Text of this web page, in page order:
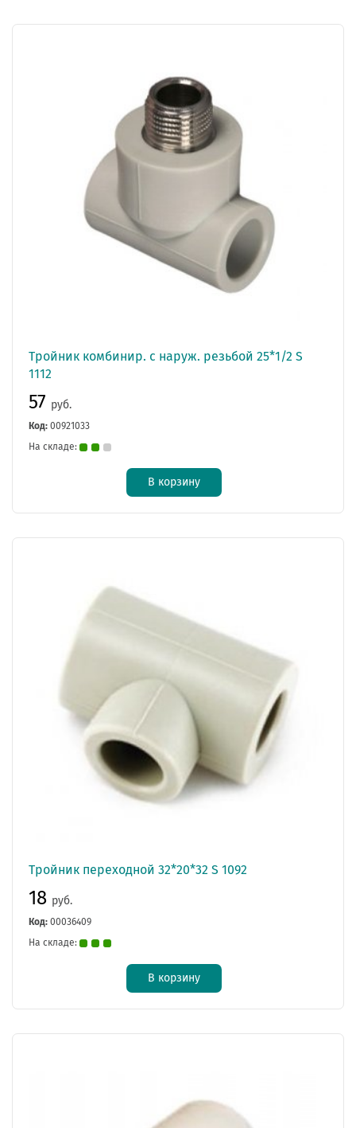
Тройник комбинир. с наруж. резьбой 25*1/2 S
1112
57 руб.
Код: 00921033
На складе:
В корзину
Тройник переходной 32*20*32 S 1092
18 руб.
Код: 00036409
На складе:
В корзину